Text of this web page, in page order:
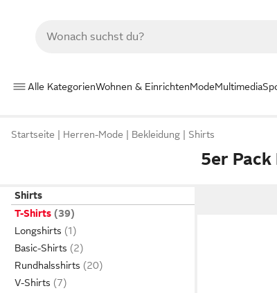
Alle KategorienWohnen & EinrichtenModeMultimedia
Startseite Herren-Mode Bekleidung Shirts
5er
Shirts
T-Shirts
Longshirts
Basic-Shirts
Rundhalsshirts
V-Shirts